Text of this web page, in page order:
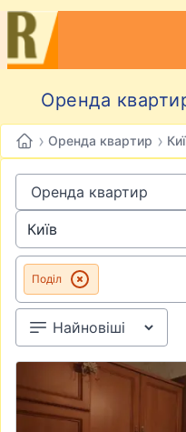
Оренда
› Оренда квартир ›
Поділ